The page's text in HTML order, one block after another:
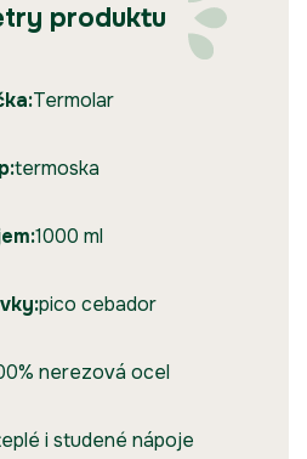
produktu
Termolar
termoska
1000 ml
pico cebador
nerezová ocel
i studené nápoje